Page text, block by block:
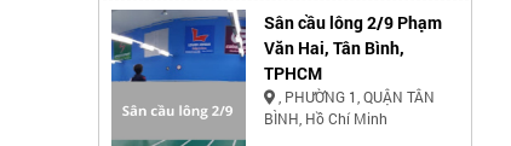
Sân cầu lông 2/9 Phạm
Văn Hai, Tân Bình,
TPHCM
, PHƯỜNG 1, QUẬN TÂN
BÌNH, Hồ Chí Minh